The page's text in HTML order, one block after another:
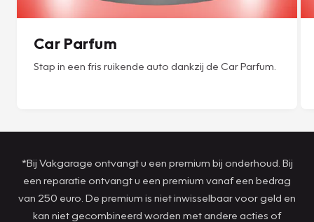
Car Parfum
Stap in een fris ruikende auto dankzij de Car Parfum.
*Bij Vakgarage ontvangt u een premium bij onderhoud. Bij
een reparatie ontvangt u een premium vanaf een bedrag
van 250 euro. De premium is niet inwisselbaar voor geld en
kan niet gecombineerd worden met andere acties of